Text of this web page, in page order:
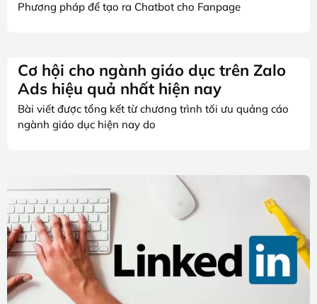
Phương pháp để tạo ra Chatbot cho Fanpage
Cơ hội cho ngành giáo dục trên Zalo
Ads hiệu quả nhất hiện nay
Bài viết được tổng kết từ chương trình tối ưu quảng cáo
ngành giáo dục hiện nay do